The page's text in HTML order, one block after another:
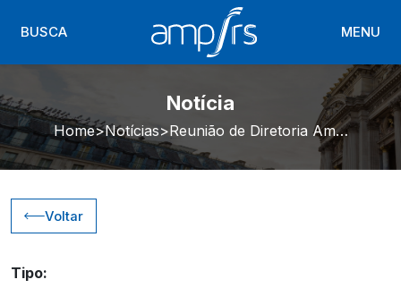
BUSCA MENU
Notícia
Home Notícias Reunião de Diretoria Ampla debate temas institucionais e atuação da AMP/RS
Voltar
Tipo: